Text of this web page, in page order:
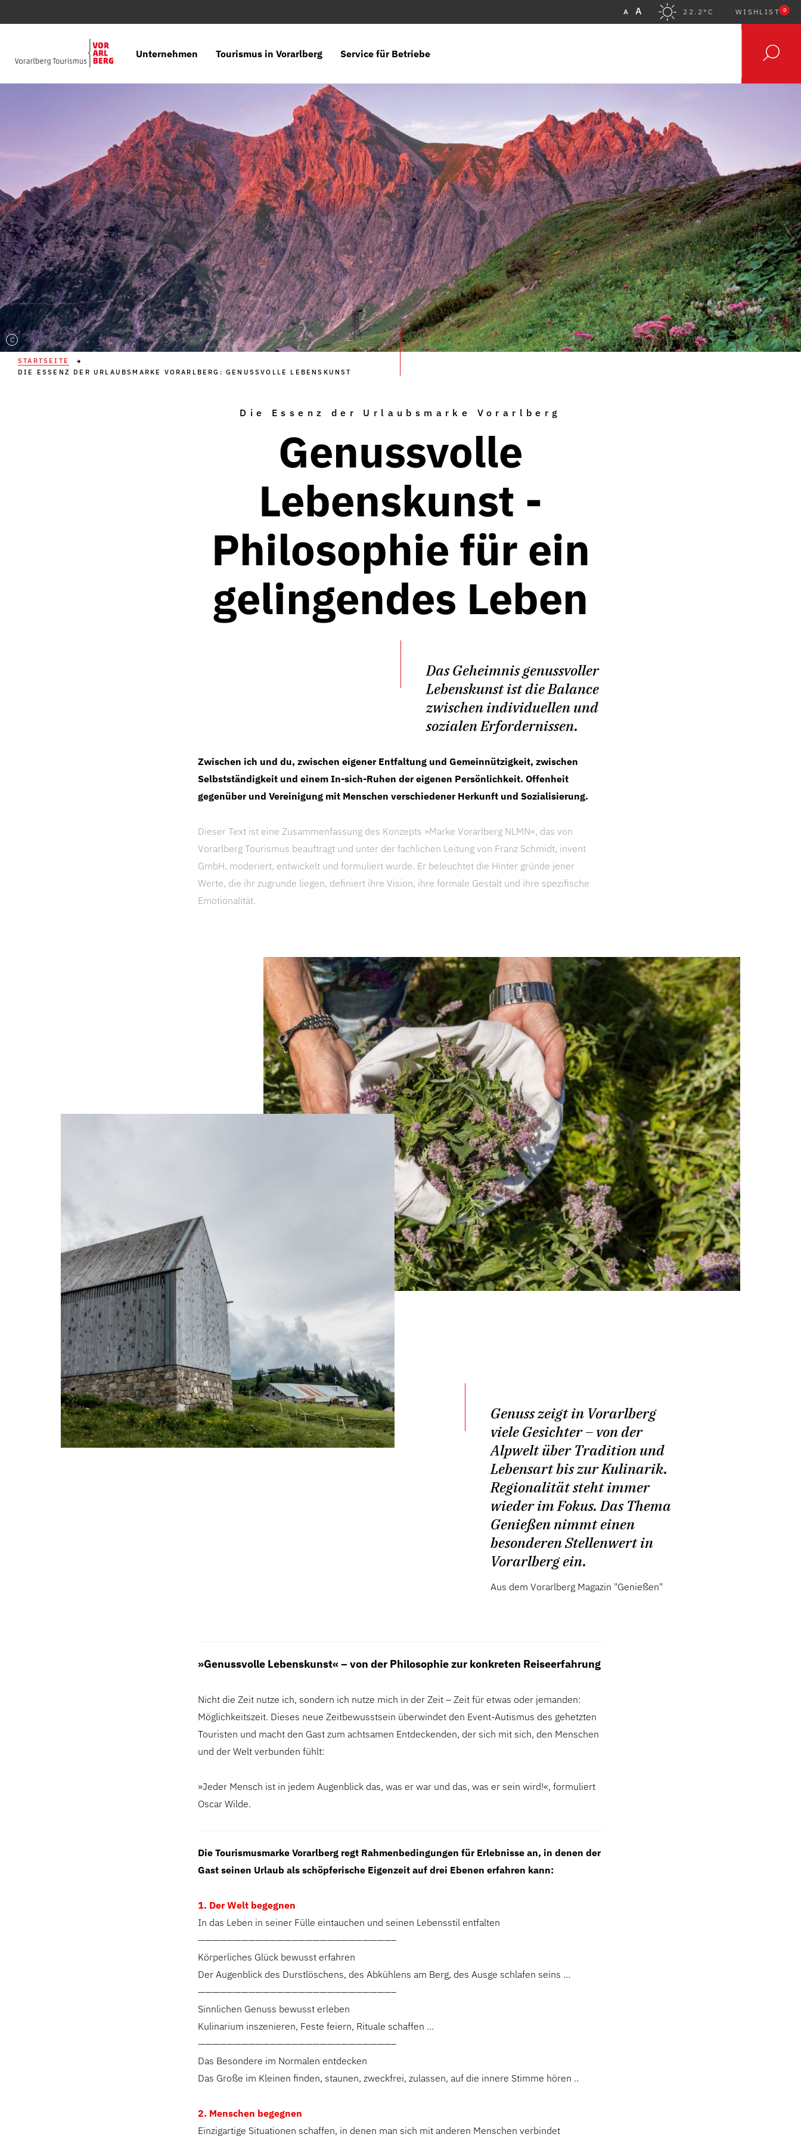
A A 22.2°C WISHLIST 0
Unternehmen Tourismus in Vorarlberg Service für Betriebe
C
STARTSEITE
DIE ESSENZ DER URLAUBSMARKE VORARLBERG: GENUSSVOLLE LEBENSKUNST
Die Essenz der Urlaubsmarke Vorarlberg
Genussvolle
Lebenskunst -
Philosophie für ein
gelingendes Leben
Das Geheimnis genussvoller
Lebenskunst ist die Balance
zwischen individuellen und
sozialen Erfordernissen.
Zwischen ich und du, zwischen eigener Entfaltung und Gemeinnützigkeit, zwischen
Selbstständigkeit und einem In-sich-Ruhen der eigenen Persönlichkeit. Offenheit
gegenüber und Vereinigung mit Menschen verschiedener Herkunft und Sozialisierung.
Dieser Text ist eine Zusammenfassung des Konzepts »Marke Vorarlberg NLMN«, das von
Vorarlberg Tourismus beauftragt und unter der fachlichen Leitung von Franz Schmidt, invent
GmbH, moderiert, entwickelt und formuliert wurde. Er beleuchtet die Hinter gründe jener
Werte, die ihr zugrunde liegen, definiert ihre Vision, ihre formale Gestalt und ihre spezifische
Emotionalität.
Genuss zeigt in Vorarlberg
viele Gesichter – von der
Alpwelt über Tradition und
Lebensart bis zur Kulinarik.
Regionalität steht immer
wieder im Fokus. Das Thema
Genießen nimmt einen
besonderen Stellenwert in
Vorarlberg ein.
Aus dem Vorarlberg Magazin "Genießen"
»Genussvolle Lebenskunst« – von der Philosophie zur konkreten Reiseerfahrung
Nicht die Zeit nutze ich, sondern ich nutze mich in der Zeit – Zeit für etwas oder jemanden:
Möglichkeitszeit. Dieses neue Zeitbewusstsein überwindet den Event-Autismus des gehetzten
Touristen und macht den Gast zum achtsamen Entdeckenden, der sich mit sich, den Menschen
und der Welt verbunden fühlt:
»Jeder Mensch ist in jedem Augenblick das, was er war und das, was er sein wird!«, formuliert
Oscar Wilde.
Die Tourismusmarke Vorarlberg regt Rahmenbedingungen für Erlebnisse an, in denen der
Gast seinen Urlaub als schöpferische Eigenzeit auf drei Ebenen erfahren kann:
1. Der Welt begegnen
In das Leben in seiner Fülle eintauchen und seinen Lebensstil entfalten
———————————————————————————–
Körperliches Glück bewusst erfahren
Der Augenblick des Durstlöschens, des Abkühlens am Berg, des Ausge schlafen seins …
———————————————————————————–
Sinnlichen Genuss bewusst erleben
Kulinarium inszenieren, Feste feiern, Rituale schaffen …
———————————————————————————–
Das Besondere im Normalen entdecken
Das Große im Kleinen finden, staunen, zweckfrei, zulassen, auf die innere Stimme hören ..
2. Menschen begegnen
Einzigartige Situationen schaffen, in denen man sich mit anderen Menschen verbindet